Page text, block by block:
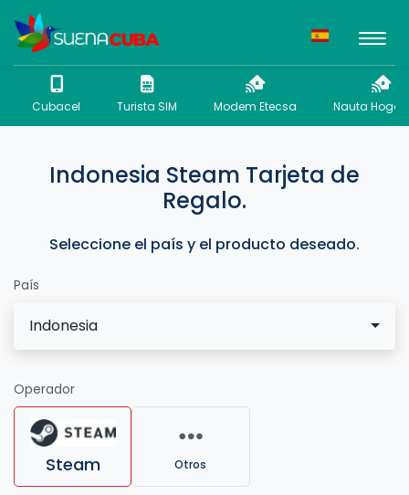
Cubacel Turista SIM Modem Etecsa Nauta Hogar
Indonesia Steam Tarjeta de
Regalo.
Seleccione el país y el producto deseado.
País
Indonesia
Operador
Steam Otros